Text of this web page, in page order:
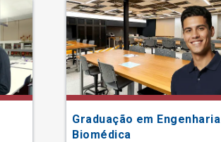
Graduação em Engenharia
Biomédica